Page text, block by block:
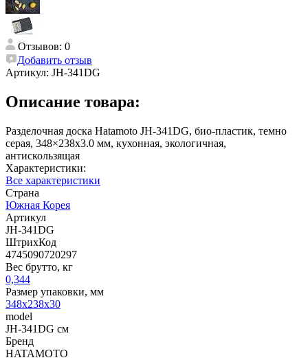
Отзывов: 0
Добавить отзыв
Артикул: JH-341DG
Описание товара:
Разделочная доска Hatamoto JH-341DG, био-пластик, темно
серая, 348×238х3.0 мм, кухонная, экологичная,
антискользящая
Характеристики:
Все характеристики
Страна
Южная Корея
Артикул
JH-341DG
ШтрихКод
4745090720297
Вес брутто, кг
0,344
Размер упаковки, мм
348x238x30
model
JH-341DG см
Бренд
HATAMOTO